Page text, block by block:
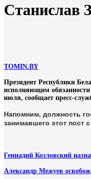
Станислав
TOMIN.BY
Президент Республики
исполняющим обязанности
июля, сообщает пресс-
Напомним, должность
занимавшего этот пост
Геннадий Козловский
Александр Межуев